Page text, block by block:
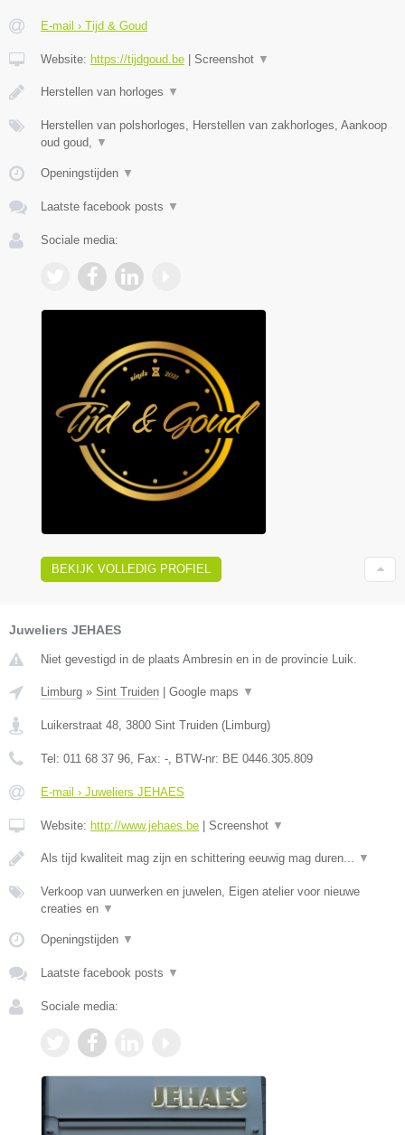
E-mail › Tijd & Goud
Website: https://tijdgoud.be | Screenshot ▼
Herstellen van horloges ▼
Herstellen van polshorloges, Herstellen van zakhorloges, Aankoop
oud goud,
▼
Openingstijden ▼
Laatste facebook posts ▼
Sociale media:
BEKIJK VOLLEDIG PROFIEL
Juweliers JEHAES
Niet gevestigd in de plaats Ambresin en in de provincie Luik.
Limburg » Sint Truiden | Google maps ▼
Luikerstraat 48 3800 Sint Truiden (Limburg)
Tel: 011 68 37 96 , Fax: - , BTW-nr: BE 0446.305.809
E-mail › Juweliers JEHAES
Website: http://www.jehaes.be | Screenshot ▼
Als tijd kwaliteit mag zijn en schittering eeuwig mag duren... ▼
Verkoop van uurwerken en juwelen, Eigen atelier voor nieuwe
creaties en ▼
Openingstijden ▼
Laatste facebook posts ▼
Sociale media: